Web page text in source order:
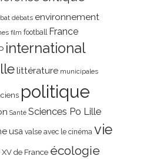
débats environnement
film football France
international
littérature municipales
politique
Santé Sciences Po Lille
usa valse avec le cinéma vie
XV de France écologie